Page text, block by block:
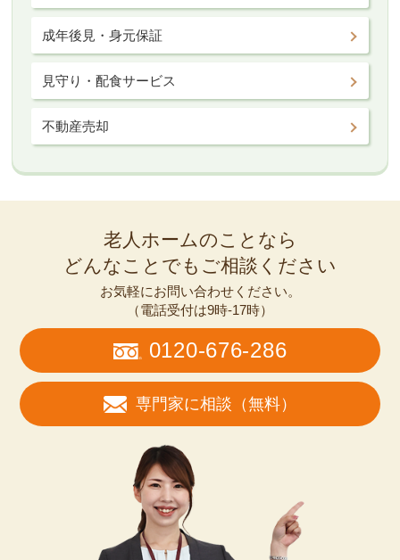
成年後見・身元保証
見守り・配食サービス
不動産売却
老人ホームのことなら
どんなことでもご相談ください
お気軽にお問い合わせください。
（電話受付は9時-17時）
0120-676-286
専門家に相談（無料）